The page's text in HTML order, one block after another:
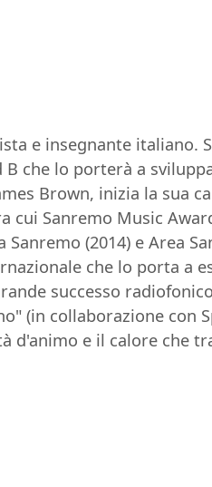
e insegnante
che lo porterà a
Brown, inizia la sua
Sanremo Music
(2014) e Area
che lo porta a
successo
(in collaborazione con
d'animo e il calore che